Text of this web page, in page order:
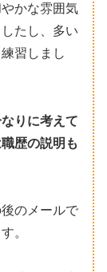
かな雰囲気
たし、多い
習しまし
りに考えて
歴の説明も
のメールで
。